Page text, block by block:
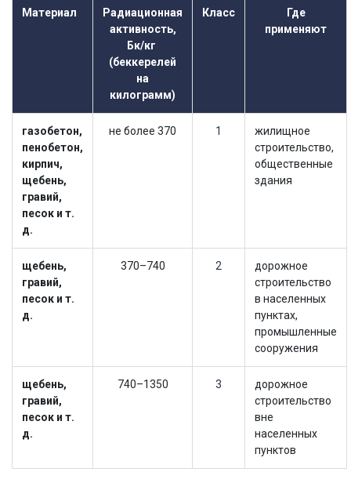
Материал
Радиационная
активность,
Бк/кг
(беккерелей
на
килограмм)
Класс
Где
применяют
газобетон,
пенобетон,
кирпич,
щебень,
гравий,
песок и т.
д.
не более 370 1
жилищное
строительство,
общественные
здания
щебень,
гравий,
песок и т.
д.
370–740 2
дорожное
строительство
в населенных
пунктах,
промышленные
сооружения
щебень,
гравий,
песок и т.
д.
740–1350 3
дорожное
строительство
вне
населенных
пунктов